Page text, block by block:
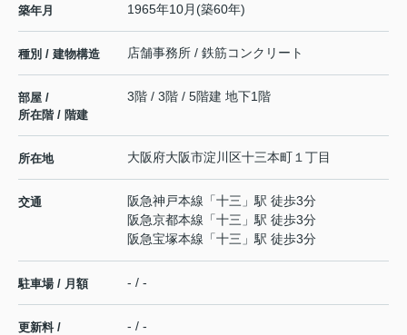
築年月 1965年10月(築60年)
種別 / 建物構造 店舗事務所 / 鉄筋コンクリート
部屋 /
所在階 / 階建
3階 / 3階 / 5階建 地下1階
所在地 大阪府大阪市淀川区十三本町 １丁目
交通 阪急神戸本線 「十三 」駅 徒歩3分
阪急京都本線 「十三 」駅 徒歩3分
阪急宝塚本線 「十三 」駅 徒歩3分
駐車場 / 月額 - / -
更新料 /
- / -